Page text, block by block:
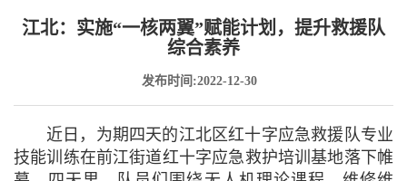
江北：实施“一核两翼”赋能计划，提升救援队
综合素养
发布时间:2022-12-30
近日，为期四天的江北区红十字应急救援队专业
技能训练在前江街道红十字应急救护培训基地落下帷